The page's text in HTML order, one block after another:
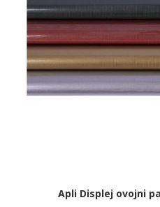
Apli Displej ovojni